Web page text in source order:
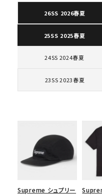
ショルダー・ウエス
カテゴリーから探す
コラボレーションブランド
シーズンから探す
価格から探す
在庫の
26SS 2026春夏
25SS 2025春夏
24SS 2024春夏
23SS 2023春夏
Supreme シュプリー